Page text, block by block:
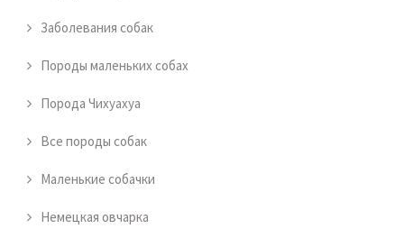
Заболевания собак
Породы маленьких собах
Порода Чихуахуа
Все породы собак
Маленькие собачки
Немецкая овчарка